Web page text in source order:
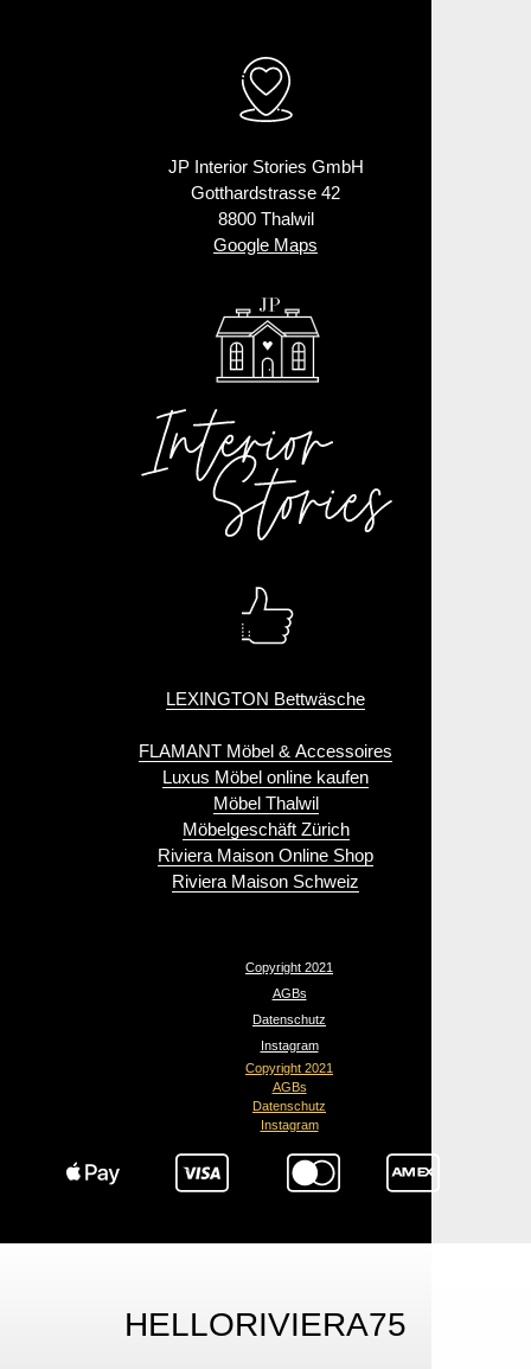
JP Interior Stories GmbH
Gotthardstrasse 42
8800 Thalwil
Google Maps
LEXINGTON Bettwäsche
FLAMANT Möbel & Accessoires
Luxus Möbel online kaufen
Möbel Thalwil
Möbelgeschäft Zürich
Riviera Maison Online Shop
Riviera Maison Schweiz
Copyright 2021
AGBs
Datenschutz
Instagram
Copyright 2021
AGBs
Datenschutz
Instagram
HELLORIVIERA75